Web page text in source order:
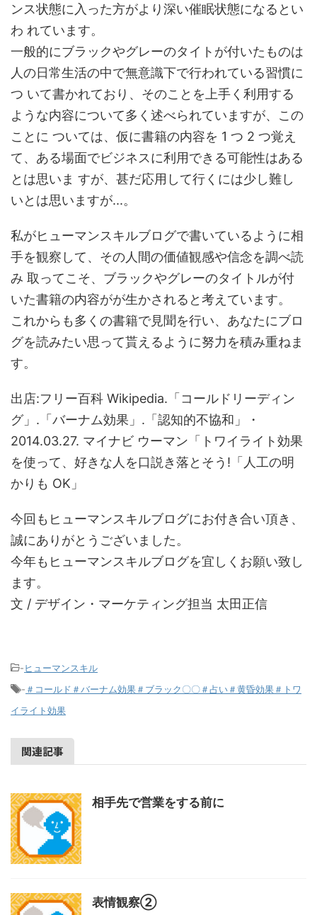
ンス状態に入った方がより深い催眠状態になるとい
わ れています。
一般的にブラックやグレーのタイトが付いたものは
人の日常生活の中で無意識下で行われている習慣に
つ いて書かれており、そのことを上手く利用する
ような内容について多く述べられていますが、この
ことに ついては、仮に書籍の内容を 1 つ 2 つ覚え
て、ある場面でビジネスに利用できる可能性はある
とは思いま すが、甚だ応用して行くには少し難し
いとは思いますが...。
私がヒューマンスキルブログで書いているように相
手を観察して、その人間の価値観感や信念を調べ読
み 取ってこそ、ブラックやグレーのタイトルが付
いた書籍の内容がが生かされると考えています。
これからも多くの書籍で見聞を行い、あなたにブロ
グを読みたい思って貰えるように努力を積み重ねま
す。
出店:フリー百科 Wikipedia.「コールドリーディン
グ」.「バーナム効果」.「認知的不協和」・
2014.03.27. マイナビ ウーマン「トワイライト効果
を使って、好きな人を口説き落とそう!「人工の明
かりも OK」
今回もヒューマンスキルブログにお付き合い頂き、
誠にありがとうございました。
今年もヒューマンスキルブログを宜しくお願い致し
ます。
文 / デザイン・マーケティング担当 太田正信
-ヒューマンスキル
- ＃コールド＃バーナム効果＃ブラック〇〇＃占い＃黄昏効果＃トワ
イライト効果
関連記事
相手先で営業をする前に
表情観察②